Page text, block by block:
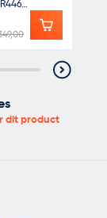
laders
dit product